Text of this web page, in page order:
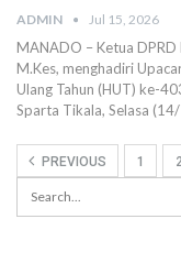
ADMIN Jul 15, 2026
MANADO – Ketua
M.Kes, menghadiri
Ulang Tahun (HUT) ke-
Sparta Tikala, Selasa
PREVIOUS 1